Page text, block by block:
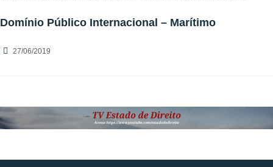
Domínio Público Internacional – Marítimo
27/06/2019